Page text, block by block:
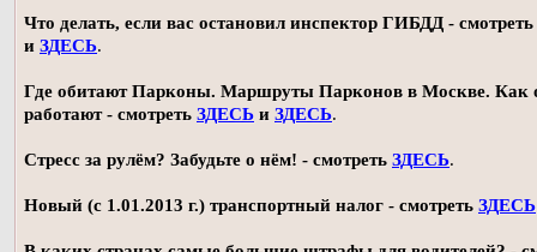
Что делать, если вас остановил инспектор ГИБДД - смотреть
и ЗДЕСЬ.
Где обитают Парконы. Маршруты Парконов в Москве. Как
работают - смотреть ЗДЕСЬ и ЗДЕСЬ.
Стресс за рулём? Забудьте о нём! - смотреть ЗДЕСЬ.
Новый (с 1.01.2013 г.) транспортный налог - смотреть ЗДЕСЬ